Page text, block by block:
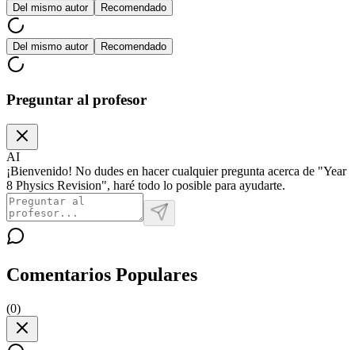
Del mismo autor Recomendado
Del mismo autor Recomendado
Preguntar al profesor
AI
¡Bienvenido! No dudes en hacer cualquier pregunta acerca de "Year
8 Physics Revision", haré todo lo posible para ayudarte.
Comentarios Populares
(0)